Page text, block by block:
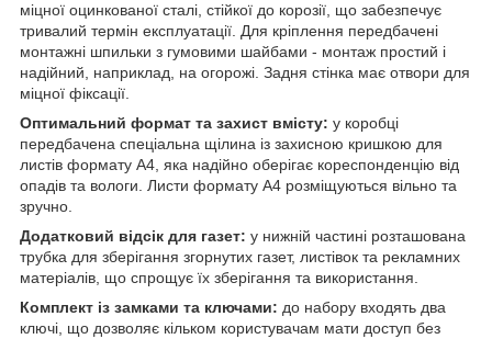
міцної оцинкованої сталі, стійкої до корозії, що забезпечує
тривалий термін експлуатації. Для кріплення передбачені
монтажні шпильки з гумовими шайбами - монтаж простий і
надійний, наприклад, на огорожі. Задня стінка має отвори для
міцної фіксації.
Оптимальний формат та захист вмісту: у коробці
передбачена спеціальна щілина із захисною кришкою для
листів формату А4, яка надійно оберігає кореспонденцію від
опадів та вологи. Листи формату А4 розміщуються вільно та
зручно.
Додатковий відсік для газет: у нижній частині розташована
трубка для зберігання згорнутих газет, листівок та рекламних
матеріалів, що спрощує їх зберігання та використання.
Комплект із замками та ключами: до набору входять два
ключі, що дозволяє кільком користувачам мати доступ без